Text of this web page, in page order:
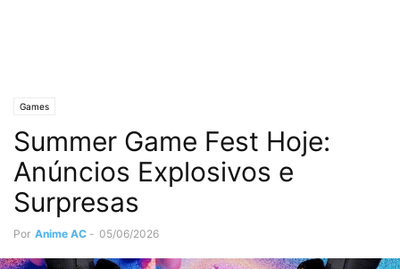
Games
Summer Game Fest Hoje:
Anúncios Explosivos e
Surpresas
Por Anime AC - 05/06/2026